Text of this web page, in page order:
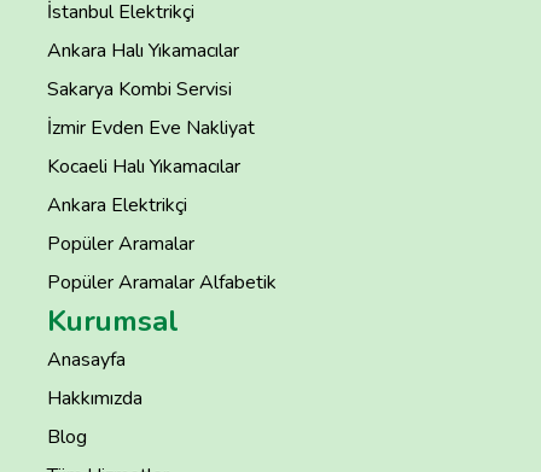
İstanbul Elektrikçi
Ankara Halı Yıkamacılar
Sakarya Kombi Servisi
İzmir Evden Eve Nakliyat
Kocaeli Halı Yıkamacılar
Ankara Elektrikçi
Popüler Aramalar
Popüler Aramalar Alfabetik
Kurumsal
Anasayfa
Hakkımızda
Blog